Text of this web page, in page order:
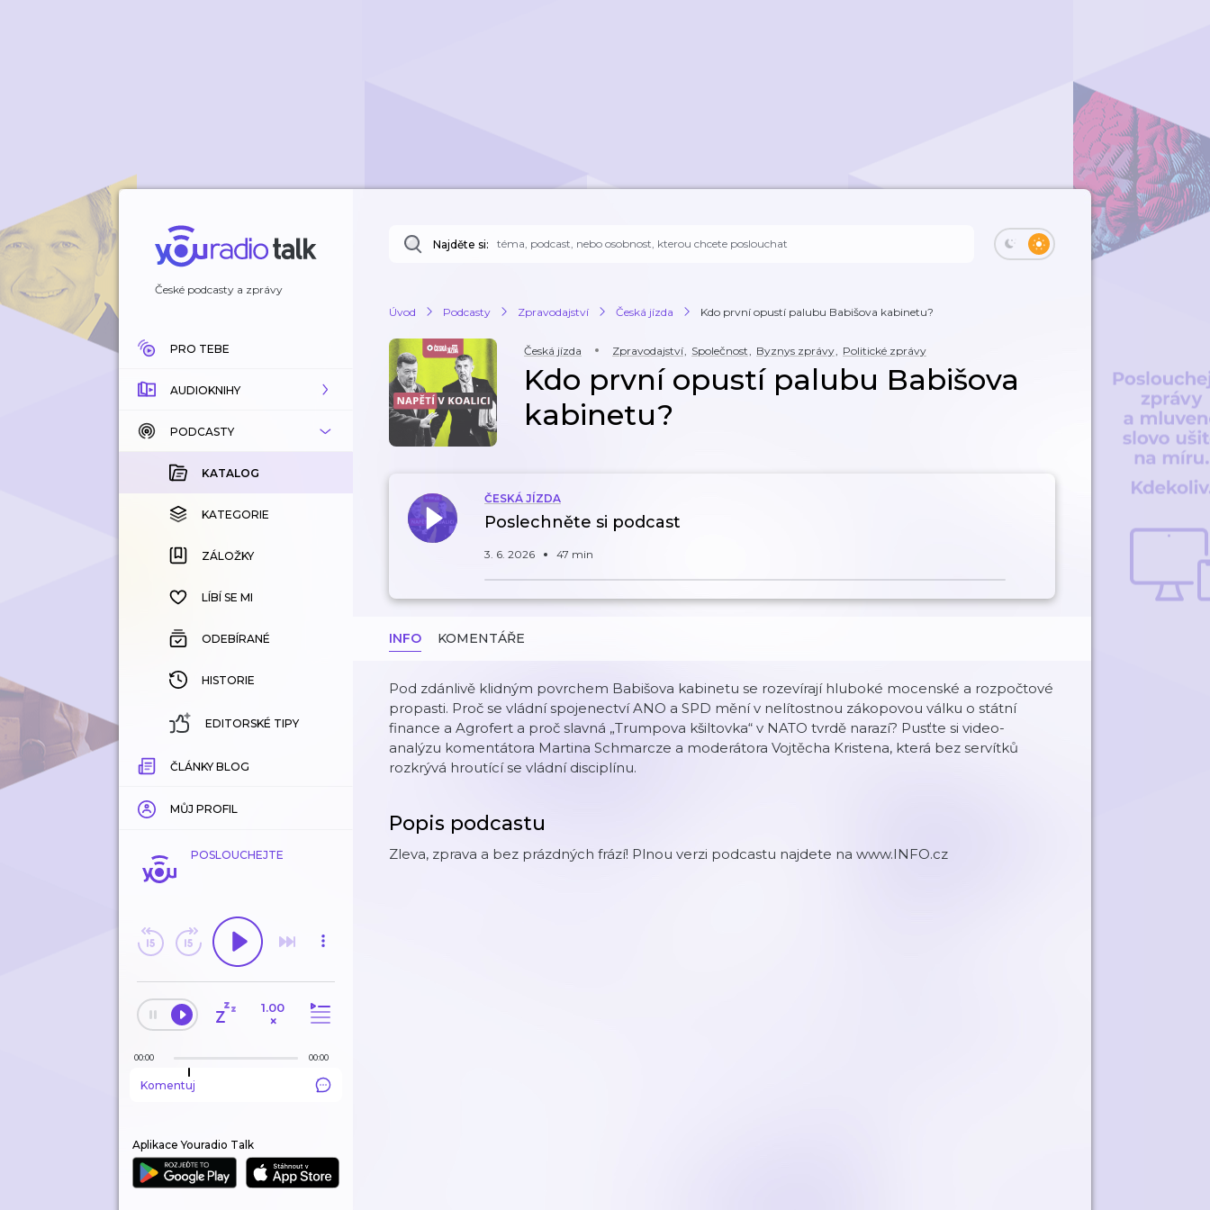
České podcasty a zprávy
PRO TEBE
AUDIOKNIHY
KATALOG
KOUPENÉ
KATEGORIE
ZÁLOŽKY
HISTORIE
PODCASTY
KATALOG
KATEGORIE
ZÁLOŽKY
LÍBÍ SE MI
ODEBÍRANÉ
HISTORIE
EDITORSKÉ TIPY
ČLÁNKY BLOG
MŮJ PROFIL
POSLOUCHEJTE
1.00
×
00:00 00:00
Komentuj
Aplikace Youradio Talk
Najděte si:
Úvod Podcasty Zpravodajství Česká jízda Kdo první opustí palubu Babišova kabinetu?
Česká jízda Zpravodajství, Společnost, Byznys zprávy, Politické zprávy
Kdo první opustí palubu Babišova
kabinetu?
ČESKÁ JÍZDA
Poslechněte si podcast
3. 6. 2026 47 min
INFO KOMENTÁŘE
Pod zdánlivě klidným povrchem Babišova kabinetu se rozevírají hluboké mocenské a rozpočtové
propasti. Proč se vládní spojenectví ANO a SPD mění v nelítostnou zákopovou válku o státní
finance a Agrofert a proč slavná „Trumpova kšiltovka“ v NATO tvrdě narazí? Pusťte si video-
analýzu komentátora Martina Schmarcze a moderátora Vojtěcha Kristena, která bez servítků
rozkrývá hroutící se vládní disciplínu.
Popis podcastu
Zleva, zprava a bez prázdných frází! Plnou verzi podcastu najdete na www.INFO.cz